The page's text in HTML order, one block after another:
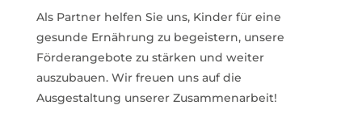
Als Partner helfen Sie uns, Kinder für eine
gesunde Ernährung zu begeistern, unsere
Förderangebote zu stärken und weiter
auszubauen. Wir freuen uns auf die
Ausgestaltung unserer Zusammenarbeit!